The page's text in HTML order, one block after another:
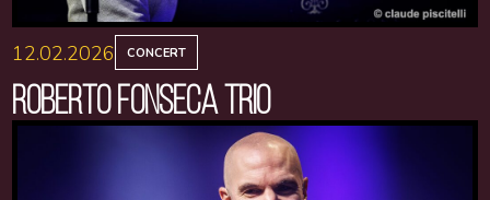
12.02.2026 CONCERT
ROBERTO FONSECA TRIO